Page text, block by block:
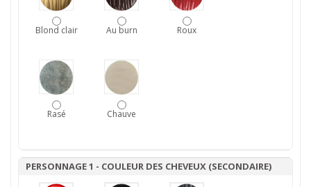
Blond clair Au burn Roux
Rasé Chauve
PERSONNAGE 1 - COULEUR DES CHEVEUX (SECONDAIRE)